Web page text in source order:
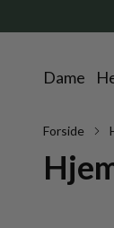
Dame
Forside